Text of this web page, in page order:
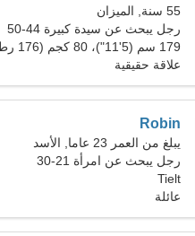
55 سنة, الميزان
رجل يبحث عن سيدة كبيرة 44-50
179 سم (5'11")، 80 كجم (176 رطلا)
علاقة حقيقية
Robin
يبلغ من العمر 23 عاما, الأسد
رجل يبحث عن امرأة 21-30
Tielt
عائلة